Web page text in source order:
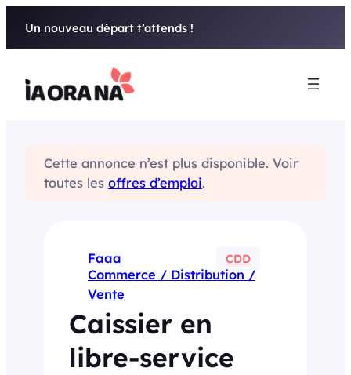
Un nouveau départ t’attends !
Cette annonce n’est plus disponible. Voir
toutes les offres d’emploi.
Faaa CDD
Commerce / Distribution /
Vente
Caissier en
libre-service